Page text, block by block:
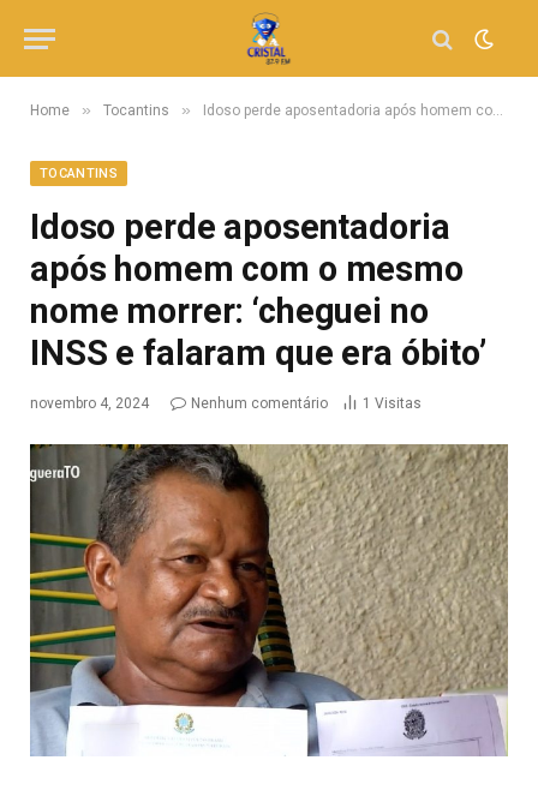
Home » Tocantins » Idoso perde aposentadoria após homem com o mesmo nome morrer: ‘cheguei no INSS e falaram que era óbito’
TOCANTINS
Idoso perde aposentadoria
após homem com o mesmo
nome morrer: ‘cheguei no
INSS e falaram que era óbito’
novembro 4, 2024 Nenhum comentário 1 Visitas